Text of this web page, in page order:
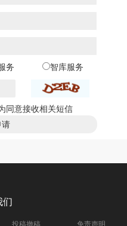
务 智库服务
同意接收相关短信
们
投稿撤稿
免责声明